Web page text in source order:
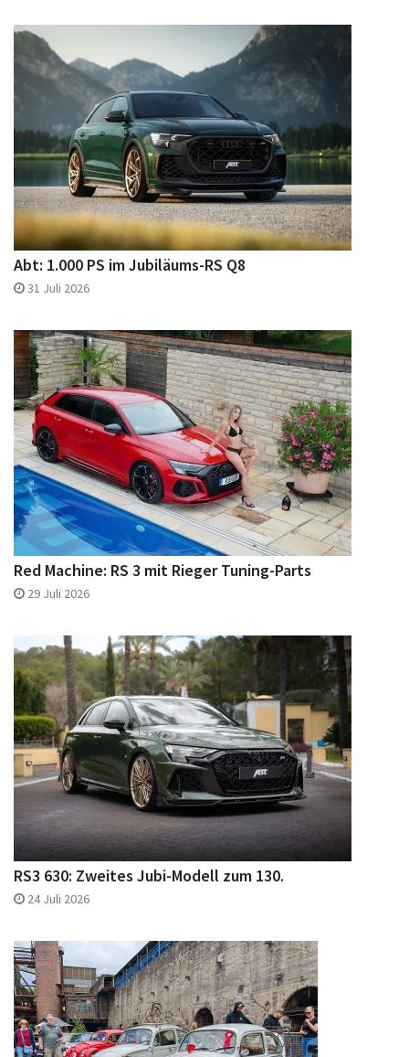
Abt: 1.000 PS im Jubiläums-RS Q8
31 Juli 2026
Red Machine: RS 3 mit Rieger Tuning-Parts
29 Juli 2026
RS3 630: Zweites Jubi-Modell zum 130.
24 Juli 2026